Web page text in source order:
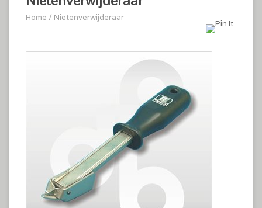
Home / Nietenverwijderaar